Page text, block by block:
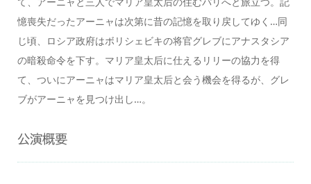
憶喪失だったアーニャは次第に昔の記憶を取り戻してゆく…同
じ頃、ロシア政府はボリシェビキの将官グレブにアナスタシア
の暗殺命令を下す。マリア皇太后に仕えるリリーの協力を得
て、ついにアーニャはマリア皇太后と会う機会を得るが、グレ
ブがアーニャを見つけ出し…。
公演概要